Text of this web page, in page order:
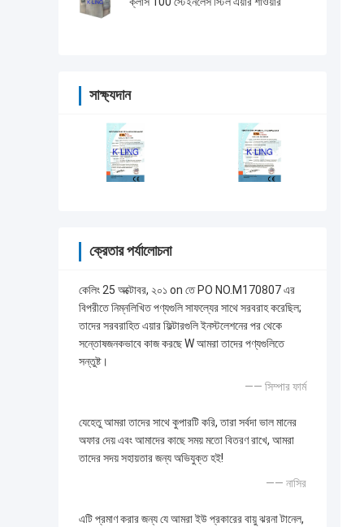
সাক্ষ্যদান
ক্রেতার পর্যালোচনা
কেলিং 25 অক্টোবর, ২০১ on তে PO NO.M170807 এর
বিপরীতে নিম্নলিখিত পণ্যগুলি সাফল্যের সাথে সরবরাহ করেছিল;
তাদের সরবরাহিত এয়ার ফিল্টারগুলি ইনস্টলেশনের পর থেকে
সন্তোষজনকভাবে কাজ করছে W আমরা তাদের পণ্যগুলিতে
সন্তুষ্ট।
—— সিম্পার ফার্ম
যেহেতু আমরা তাদের সাথে কুপারটি করি, তারা সর্বদা ভাল মানের
অফার দেয় এবং আমাদের কাছে সময় মতো বিতরণ রাখে, আমরা
তাদের সদয় সহায়তার জন্য অভিযুক্ত হই!
—— নাসির
এটি প্রমাণ করার জন্য যে আমরা ইউ প্রকারের বায়ু ঝরনা টানেল,